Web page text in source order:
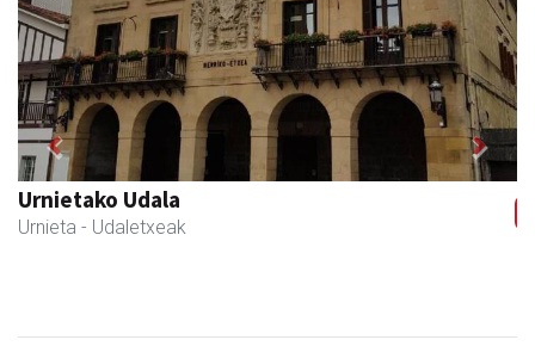
Osane belar eta eko denda
Urnieta - Akupuntura
Previous Next